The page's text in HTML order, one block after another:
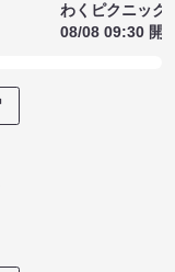
わくピクニック
08/08 09:30 開